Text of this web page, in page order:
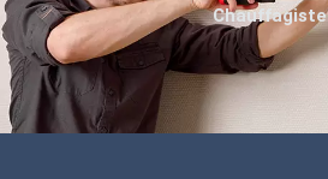
Chauffagiste